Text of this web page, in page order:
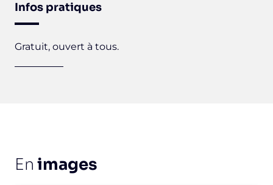
Infos pratiques
Gratuit, ouvert à tous.
En images